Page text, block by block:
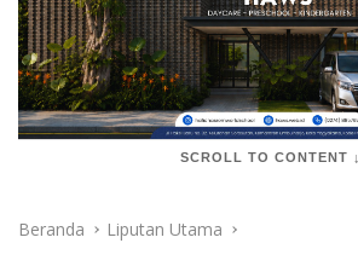
SCROLL TO CONTENT ↓
Beranda Liputan Utama